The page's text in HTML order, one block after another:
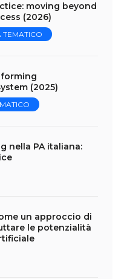
moving beyond
(2026)
(2025)
nella PA italiana:
un approccio di
le potenzialità